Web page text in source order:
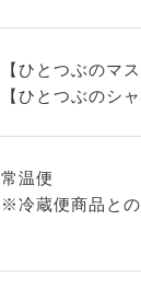
【ひとつぶのマ
【ひとつぶのシ
常温便
※冷蔵便商品との